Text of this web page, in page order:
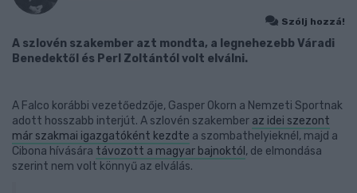
Szólj hozzá!
A szlovén szakember azt mondta, a legnehezebb Váradi
Benedektől és Perl Zoltántól volt elválni.
A Falco korábbi vezetőedzője, Gasper Okorn a Nemzeti Sportnak
adott hosszabb interjút. A szlovén szakember az idei szezont
már szakmai igazgatóként kezdte a szombathelyieknél, majd a
Cibona hívására távozott a magyar bajnoktól , de elmondása
szerint nem volt könnyű az elválás.